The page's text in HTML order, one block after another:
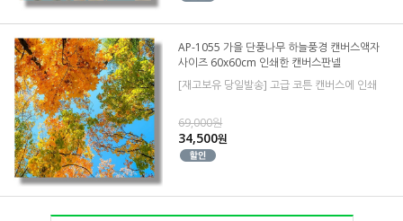
AP-1055 가을 단풍나무 하늘풍경 캔버스액자
사이즈 60x60cm 인쇄한 캔버스판넬
[재고보유 당일발송] 고급 코튼 캔버스에 인쇄
69,000원
34,500원